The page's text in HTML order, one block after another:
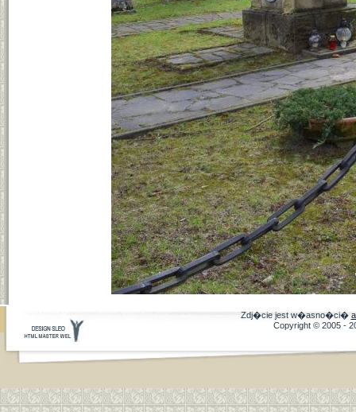
Zdj�cie jest w�asno�ci�
Copyright © 2005 -